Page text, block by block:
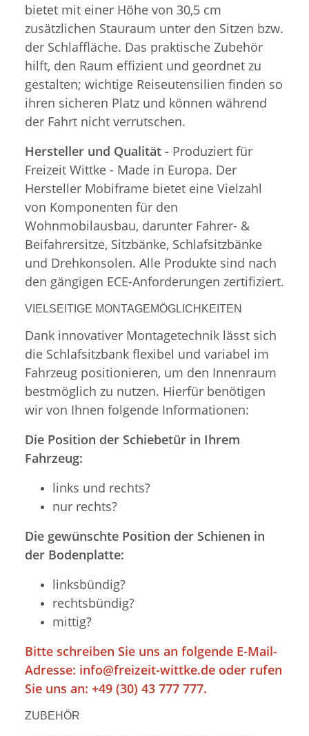
bietet mit einer Höhe von 30,5 cm
zusätzlichen Stauraum unter den Sitzen bzw.
der Schlaffläche. Das praktische Zubehör
hilft, den Raum effizient und geordnet zu
gestalten; wichtige Reiseutensilien finden so
ihren sicheren Platz und können während
der Fahrt nicht verrutschen.
Hersteller und Qualität - Produziert für
Freizeit Wittke - Made in Europa. Der
Hersteller Mobiframe bietet eine Vielzahl
von Komponenten für den
Wohnmobilausbau, darunter Fahrer- &
Beifahrersitze, Sitzbänke, Schlafsitzbänke
und Drehkonsolen. Alle Produkte sind nach
den gängigen ECE-Anforderungen zertifiziert.
VIELSEITIGE MONTAGEMÖGLICHKEITEN
Dank innovativer Montagetechnik lässt sich
die Schlafsitzbank flexibel und variabel im
Fahrzeug positionieren, um den Innenraum
bestmöglich zu nutzen. Hierfür benötigen
wir von Ihnen folgende Informationen:
Die Position der Schiebetür in Ihrem
Fahrzeug:
links und rechts?
nur rechts?
Die gewünschte Position der Schienen in
der Bodenplatte:
linksbündig?
rechtsbündig?
mittig?
Bitte schreiben Sie uns an folgende E-Mail-
Adresse: info@freizeit-wittke.de oder rufen
Sie uns an: +49 (30) 43 777 777.
ZUBEHÖR